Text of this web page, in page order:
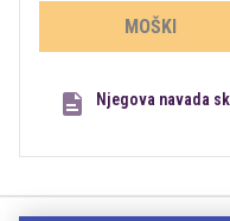
MOŠKI
Njegova navada